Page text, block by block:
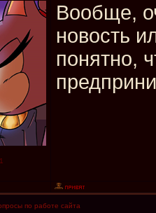
Вообще,
новость
понятно,
по работе сайта